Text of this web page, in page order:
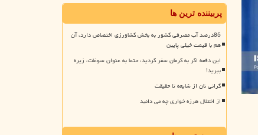
پربیننده ترین ها
85درصد آب مصرفی کشور به بخش کشاورزی اختصاص دارد، آن
هم با قیمت خیلی پایین
این دفعه اگر به کرمان سفر کردید، حتما به عنوان سوغات، زیره
ببرید!
گرانی نان از شایعه تا حقیقت
از اختلال هرزه خواری چه می دانید